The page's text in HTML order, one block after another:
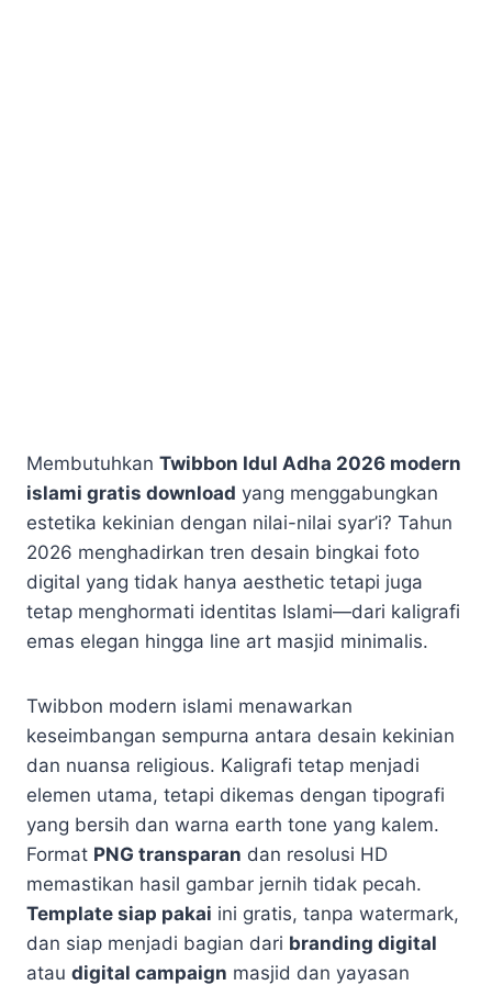
Membutuhkan Twibbon Idul Adha 2026 modern
islami gratis download yang menggabungkan
estetika kekinian dengan nilai-nilai syar’i? Tahun
2026 menghadirkan tren desain bingkai foto
digital yang tidak hanya aesthetic tetapi juga
tetap menghormati identitas Islami—dari kaligrafi
emas elegan hingga line art masjid minimalis.
Twibbon modern islami menawarkan
keseimbangan sempurna antara desain kekinian
dan nuansa religious. Kaligrafi tetap menjadi
elemen utama, tetapi dikemas dengan tipografi
yang bersih dan warna earth tone yang kalem.
Format PNG transparan dan resolusi HD
memastikan hasil gambar jernih tidak pecah.
Template siap pakai ini gratis, tanpa watermark,
dan siap menjadi bagian dari branding digital
atau digital campaign masjid dan yayasan